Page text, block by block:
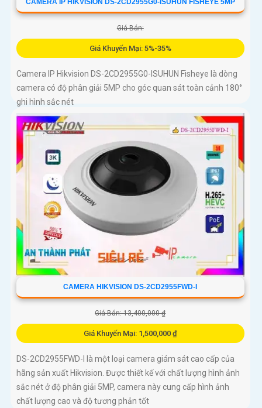
Giá Bán:
Giá Khuyến Mại: 5%-35%
Camera IP Hikvision DS-2CD2955G0-ISUHUN Fisheye là dòng
camera có độ phân giải 5MP cho góc quan sát toàn cảnh 180°
ghi hình sắc nét
CAMERA HIKVISION DS-2CD2955FWD-I
Giá Bán: 13,400,000 ₫
Giá Khuyến Mại: 1,500,000 ₫
DS-2CD2955FWD-I là một loại camera giám sát cao cấp của
hãng sản xuất Hikvision. Được thiết kế với chất lượng hình ảnh
sắc nét ở độ phân giải 5MP, camera này cung cấp hình ảnh
chất lượng cao và độ tương phản tốt